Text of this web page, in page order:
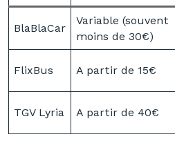
BlaBlaCar
Variable (souvent
moins de 30€)
FlixBus A partir de 15€
TGV Lyria A partir de 40€